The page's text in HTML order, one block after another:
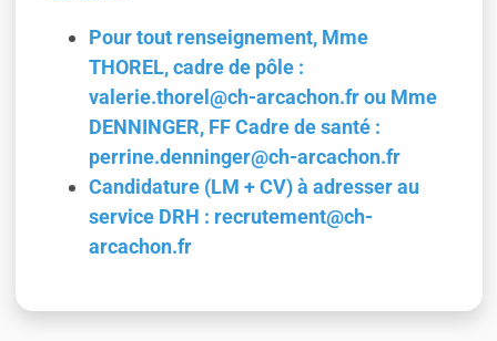
Pour tout renseignement, Mme
THOREL, cadre de pôle :
valerie.thorel@ch-arcachon.fr ou Mme
DENNINGER, FF Cadre de santé :
perrine.denninger@ch-arcachon.fr
Candidature (LM + CV) à adresser au
service DRH : recrutement@ch-
arcachon.fr